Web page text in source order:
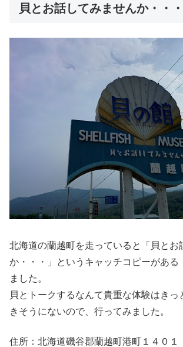
貝とお話してみませんか・・・
北海道の蘭越町を走っていると「貝とお
か・・・」というキャッチコピーがある
ました。
貝とトークするなんて貴重な体験はきっ
きそうにないので、行ってみました。
住所：北海道磯谷郡蘭越町港町１４０１